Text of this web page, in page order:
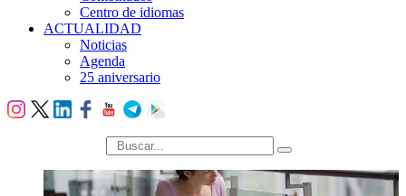
Centro de idiomas
ACTUALIDAD
Noticias
Agenda
25 aniversario
búsqueda